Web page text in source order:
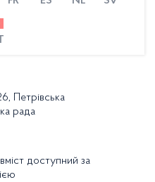
Петрівська
рада
доступний за